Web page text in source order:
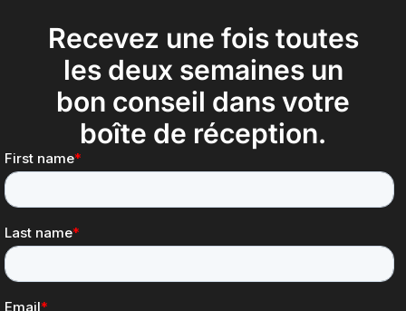
Recevez une fois toutes
les deux semaines un
bon conseil dans votre
boîte de réception.